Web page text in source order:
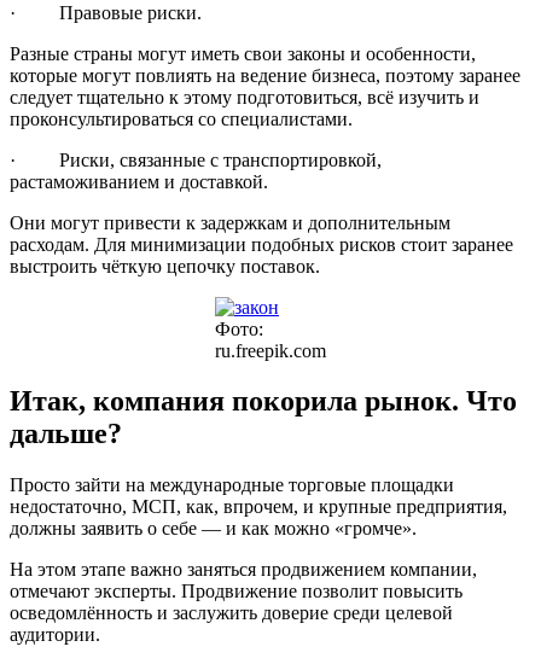
· Правовые риски.
Разные страны могут иметь свои законы и особенности,
которые могут повлиять на ведение бизнеса, поэтому заранее
следует тщательно к этому подготовиться, всё изучить и
проконсультироваться со специалистами.
· Риски, связанные с транспортировкой,
растаможиванием и доставкой.
Они могут привести к задержкам и дополнительным
расходам. Для минимизации подобных рисков стоит заранее
выстроить чёткую цепочку поставок.
Фото:
ru.freepik.com
Итак, компания покорила рынок. Что
дальше?
Просто зайти на международные торговые площадки
недостаточно, МСП, как, впрочем, и крупные предприятия,
должны заявить о себе — и как можно «громче».
На этом этапе важно заняться продвижением компании,
отмечают эксперты. Продвижение позволит повысить
осведомлённость и заслужить доверие среди целевой
аудитории.